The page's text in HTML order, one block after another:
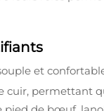
et
cuir, permettant